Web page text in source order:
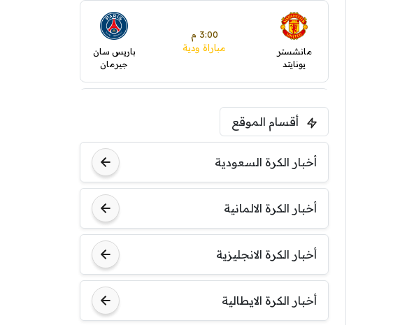
مانشستر
يونايتد
3:00 م
مباراة ودية
باريس سان
جيرمان
فرينتسفاروشي ريال مدريد
مباراة ودية
نوتنغهام
فورست
اودينيزي
8:00 م
برشلونة
أقسام الموقع
أخبار الكرة السعودية
أخبار الكرة الالمانية
أخبار الكرة الانجليزية
أخبار الكرة الايطالية